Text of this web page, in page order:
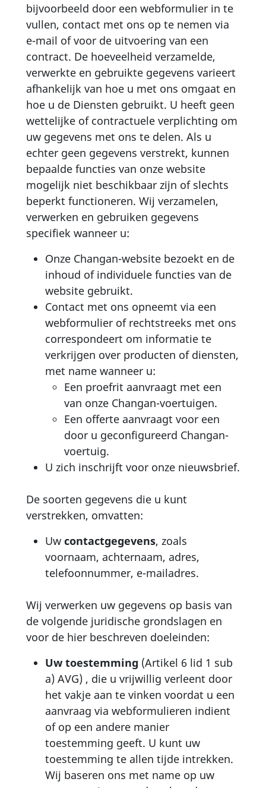
bijvoorbeeld door een webformulier in te
vullen, contact met ons op te nemen via
e-mail of voor de uitvoering van een
contract. De hoeveelheid verzamelde,
verwerkte en gebruikte gegevens varieert
afhankelijk van hoe u met ons omgaat en
hoe u de Diensten gebruikt. U heeft geen
wettelijke of contractuele verplichting om
uw gegevens met ons te delen. Als u
echter geen gegevens verstrekt, kunnen
bepaalde functies van onze website
mogelijk niet beschikbaar zijn of slechts
beperkt functioneren. Wij verzamelen,
verwerken en gebruiken gegevens
specifiek wanneer u:
Onze Changan-website bezoekt en de
inhoud of individuele functies van de
website gebruikt.
Contact met ons opneemt via een
webformulier of rechtstreeks met ons
correspondeert om informatie te
verkrijgen over producten of diensten,
met name wanneer u:
Een proefrit aanvraagt met een
van onze Changan-voertuigen.
Een offerte aanvraagt voor een
door u geconfigureerd Changan-
voertuig.
U zich inschrijft voor onze nieuwsbrief.
De soorten gegevens die u kunt
verstrekken, omvatten:
Uw contactgegevens, zoals
voornaam, achternaam, adres,
telefoonnummer, e-mailadres.
Wij verwerken uw gegevens op basis van
de volgende juridische grondslagen en
voor de hier beschreven doeleinden:
Uw toestemming (Artikel 6 lid 1 sub
a) AVG) , die u vrijwillig verleent door
het vakje aan te vinken voordat u een
aanvraag via webformulieren indient
of op een andere manier
toestemming geeft. U kunt uw
toestemming te allen tijde intrekken.
Wij baseren ons met name op uw